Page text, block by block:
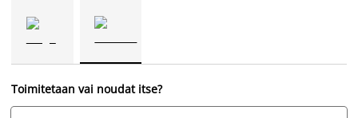
Toimitetaan vai noudat itse?